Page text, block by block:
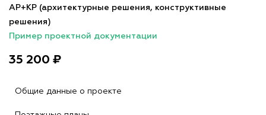
АР+КР (архитектурные решения, конструктивные
решения)
Пример проектной документации
35 200 ₽
Общие данные о проекте